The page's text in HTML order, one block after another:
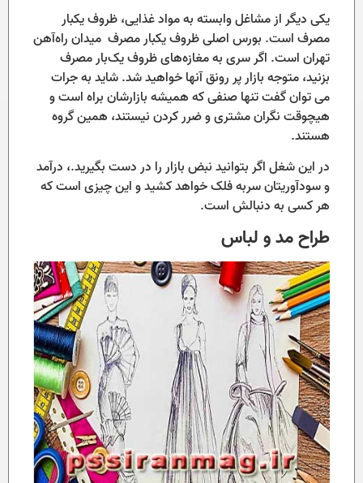
یکی دیگر از مشاغل وابسته به مواد غذایی، ظروف یکبار
مصرف است. بورس اصلی ظروف یکبار مصرف میدان راه‌آهن
تهران است. اگر سری به مغازه‌های ظروف یک‌بار مصرف
بزنید، متوجه بازار پر رونق آنها خواهید شد. شاید به جرات
می توان گفت تنها صنفی که همیشه بازارشان براه است و
هیچوقت نگران مشتری و ضرر کردن نیستند، همین گروه
هستند.
در این شغل اگر بتوانید نبض بازار را در دست بگیرید.، درآمد
و سودآوریتان سربه فلک خواهد کشید و این چیزی است که
هر کسی به دنبالش است.
طراح مد و لباس